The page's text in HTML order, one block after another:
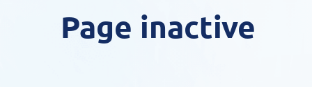
Page inactive